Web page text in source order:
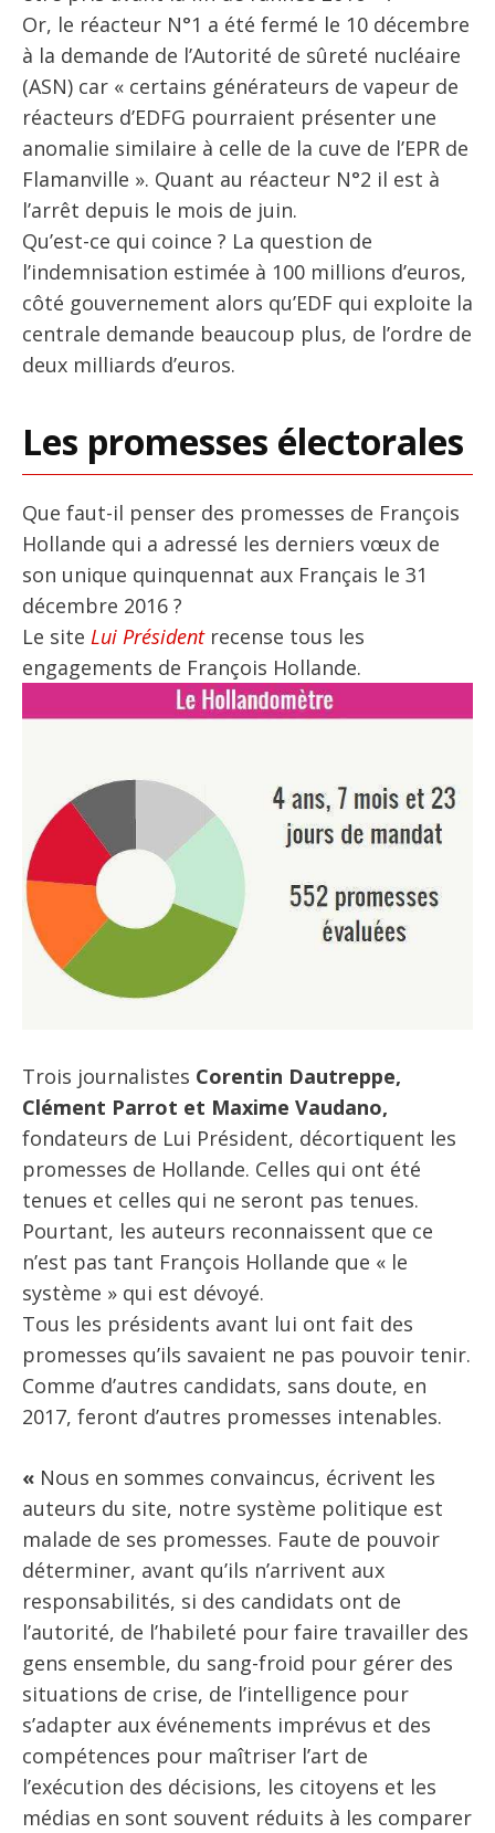
Or, le réacteur N°1 a été fermé le 10 décembre
à la demande de l’Autorité de sûreté nucléaire
(ASN) car « certains générateurs de vapeur de
réacteurs d’EDFG pourraient présenter une
anomalie similaire à celle de la cuve de l’EPR de
Flamanville ». Quant au réacteur N°2 il est à
l’arrêt depuis le mois de juin.
Qu’est-ce qui coince ? La question de
l’indemnisation estimée à 100 millions d’euros,
côté gouvernement alors qu’EDF qui exploite la
centrale demande beaucoup plus, de l’ordre de
deux milliards d’euros.
Les promesses électorales
Que faut-il penser des promesses de François
Hollande qui a adressé les derniers vœux de
son unique quinquennat aux Français le 31
décembre 2016 ?
Le site Lui Présidentrecense tous les
engagements de François Hollande.
Trois journalistes Corentin Dautreppe,
Clément Parrot et Maxime Vaudano,
fondateurs de Lui Président, décortiquent les
promesses de Hollande. Celles qui ont été
tenues et celles qui ne seront pas tenues.
Pourtant, les auteurs reconnaissent que ce
n’est pas tant François Hollande que « le
système » qui est dévoyé.
Tous les présidents avant lui ont fait des
promesses qu’ils savaient ne pas pouvoir tenir.
Comme d’autres candidats, sans doute, en
2017, feront d’autres promesses intenables.
« Nous en sommes convaincus, écrivent les
auteurs du site, notre système politique est
malade de ses promesses. Faute de pouvoir
déterminer, avant qu’ils n’arrivent aux
responsabilités, si des candidats ont de
l’autorité, de l’habileté pour faire travailler des
gens ensemble, du sang-froid pour gérer des
situations de crise, de l’intelligence pour
s’adapter aux événements imprévus et des
compétences pour maîtriser l’art de
l’exécution des décisions, les citoyens et les
médias en sont souvent réduits à les comparer